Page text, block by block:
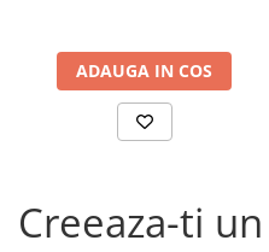
■ Becuri auto
■ Accesorii auto interior
■ Accesorii auto exterior
■ Electrice auto
ADAUGA IN COS
Creeaza-ti